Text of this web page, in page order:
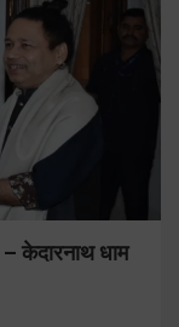
केदारनाथ धाम